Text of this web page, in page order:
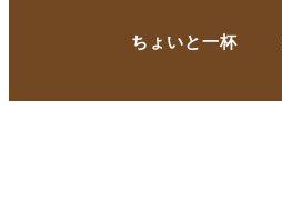
ちょいと一杯